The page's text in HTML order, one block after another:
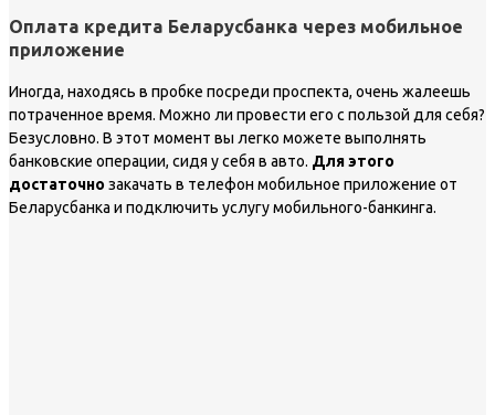
Оплата кредита Беларусбанка через мобильное
приложение
Иногда, находясь в пробке посреди проспекта, очень жалеешь
потраченное время. Можно ли провести его с пользой для себя?
Безусловно. В этот момент вы легко можете выполнять
банковские операции, сидя у себя в авто. Для этого
достаточно закачать в телефон мобильное приложение от
Беларусбанка и подключить услугу мобильного-банкинга.